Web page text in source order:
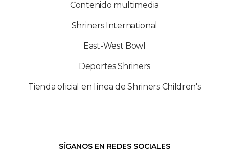
Contenido multimedia
Shriners International
East-West Bowl
Deportes Shriners
Tienda oficial en línea de Shriners Children's
SÍGANOS EN REDES SOCIALES